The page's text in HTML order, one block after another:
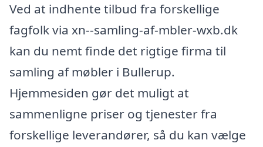
Ved at indhente tilbud fra forskellige
fagfolk via xn--samling-af-mbler-wxb.dk
kan du nemt finde det rigtige firma til
samling af møbler i Bullerup.
Hjemmesiden gør det muligt at
sammenligne priser og tjenester fra
forskellige leverandører, så du kan vælge